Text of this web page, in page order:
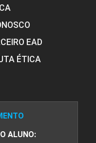
do
EAD
ÉTICA
ALUNO: